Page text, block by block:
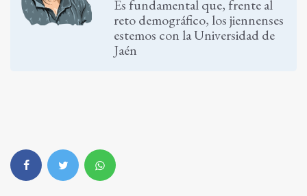
Es fundamental que, frente al
reto demográfico, los jiennenses
estemos con la Universidad de
Jaén